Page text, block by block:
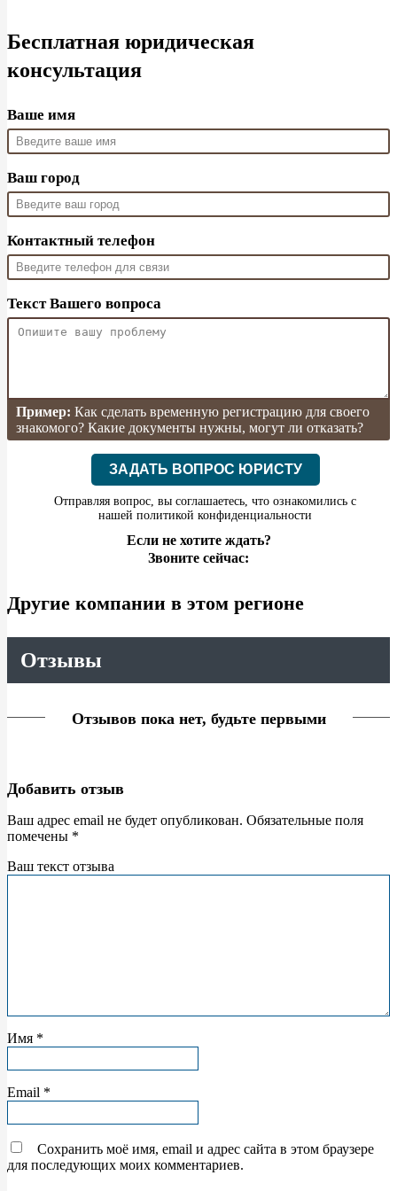
Бесплатная юридическая
консультация
Ваше имя
Ваш город
Контактный телефон
Текст Вашего вопроса
Пример: Как сделать временную регистрацию для своего
знакомого? Какие документы нужны, могут ли отказать?
ЗАДАТЬ ВОПРОС ЮРИСТУ
Отправляя вопрос, вы соглашаетесь, что ознакомились с
нашей политикой конфиденциальности
Если не хотите ждать?
Звоните сейчас:
Другие компании в этом регионе
Отзывы
Отзывов пока нет, будьте первыми
Добавить отзыв
Ваш адрес email не будет опубликован. Обязательные поля
помечены *
Ваш текст отзыва
Имя *
Email *
Сохранить моё имя, email и адрес сайта в этом браузере
для последующих моих комментариев.